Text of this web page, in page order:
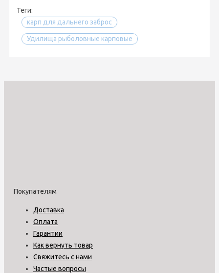
Теги:
карп для дальнего заброс
Удилища рыболовные карповые
Покупателям
Доставка
Оплата
Гарантии
Как вернуть товар
Свяжитесь с нами
Частые вопросы